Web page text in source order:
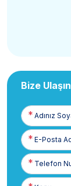
Bize Ulaşın
Adınız
Soyadınız
E-
Posta
Telefon
Numaranız